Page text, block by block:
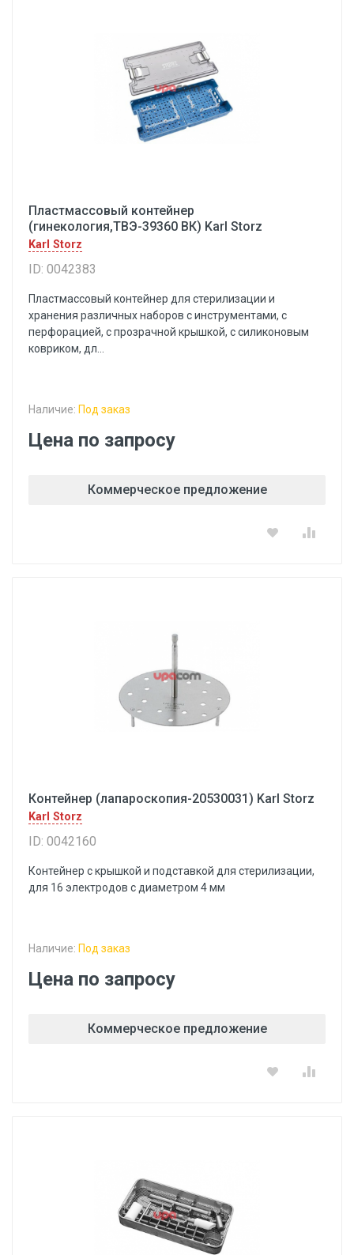
Пластмассовый контейнер
(гинекология,ТВЭ-39360 ВК) Karl Storz
Karl Storz
ID: 0042383
Пластмассовый контейнер для стерилизации и
хранения различных наборов с инструментами, с
перфорацией, с прозрачной крышкой, с силиконовым
ковриком, дл...
Наличие: Под заказ
Цена по запросу
Коммерческое предложение
Контейнер (лапароскопия-20530031) Karl Storz
Karl Storz
ID: 0042160
Контейнер с крышкой и подставкой для стерилизации,
для 16 электродов с диаметром 4 мм
Наличие: Под заказ
Цена по запросу
Коммерческое предложение